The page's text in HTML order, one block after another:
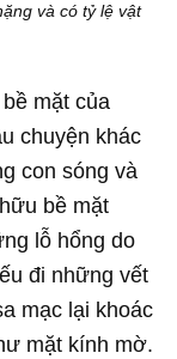
và có tỷ lệ vật
mặt của
chuyện khác
con sóng và
bề mặt
lỗ hổng do
đi những vết
mạc lại khoác
mặt kính mờ.